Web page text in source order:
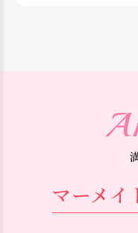
自身を持って、お仕事して
マーメイ